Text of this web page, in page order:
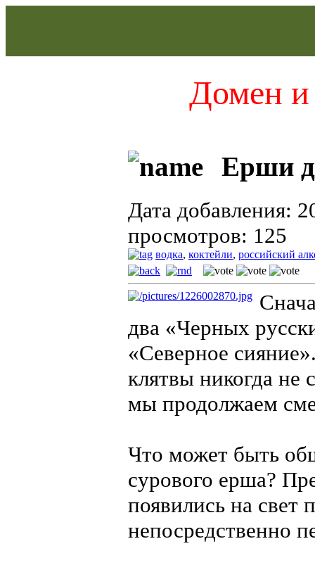
Домен и
Ерши
Дата добавления:
просмотров: 125
водка, коктейли, российский
два «Черных
«Северное
клятвы никогда не
мы продолжаем
Что может быть
сурового ерша?
появились на свет
непосредственно